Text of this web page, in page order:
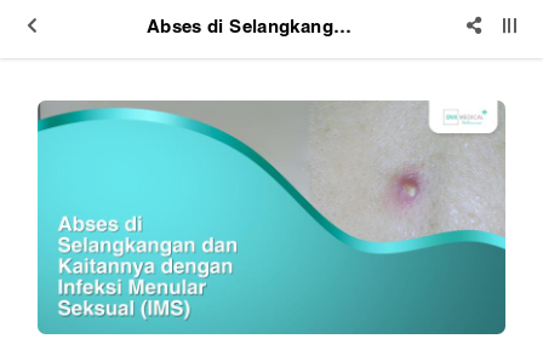
Abses di Selangkangan dan Kaitannya dengan Infeksi Menular Seksual (IMS)